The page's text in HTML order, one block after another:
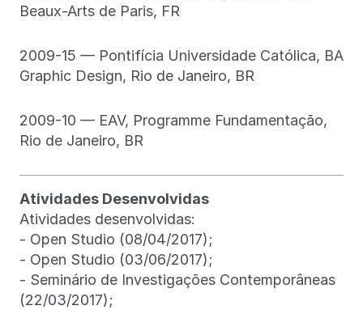
Beaux-Arts de Paris, FR
2009-15 — Pontifícia Universidade Católica, BA
Graphic Design, Rio de Janeiro, BR
2009-10 — EAV, Programme Fundamentação,
Rio de Janeiro, BR
Atividades Desenvolvidas
Atividades desenvolvidas:
- Open Studio (08/04/2017);
- Open Studio (03/06/2017);
- Seminário de Investigações Contemporâneas
(22/03/2017);